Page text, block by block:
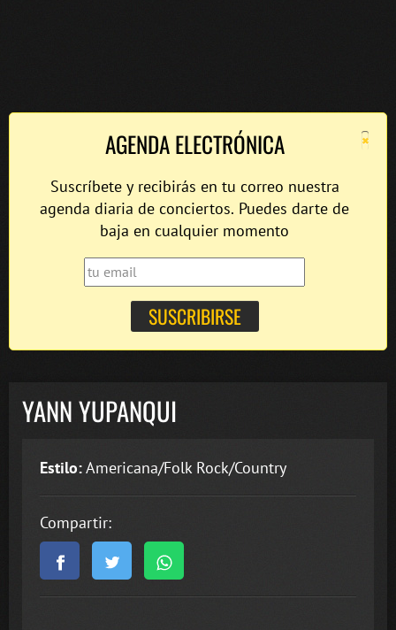
×
AGENDA ELECTRÓNICA
Suscríbete y recibirás en tu correo nuestra
agenda diaria de conciertos. Puedes darte de
baja en cualquier momento
YANN YUPANQUI
Estilo:Americana/Folk Rock/Country
Compartir: